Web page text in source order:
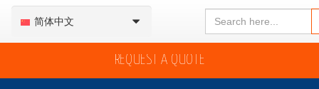
简体中文
Search
for:
REQUEST A QUOTE